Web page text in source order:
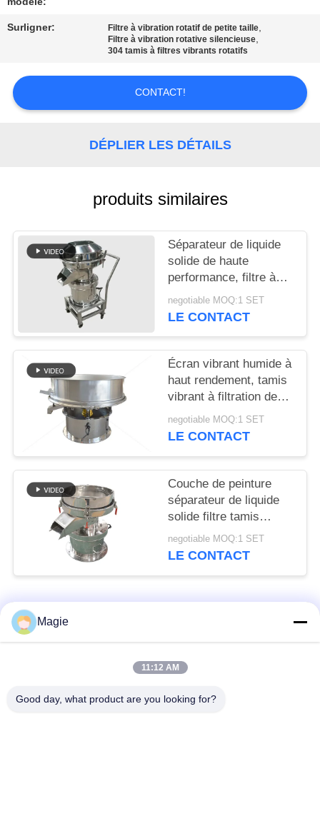
QUALITÉ
NOUS
CONTACTER
DEMANDEZ
DU
SITE
PRIVACY
POLICY
Surligner: Filtre à vibration rotatif de petite taille,
Filtre à vibration rotative silencieuse,
304 tamis à filtres vibrants rotatifs
CONTACT!
DÉPLIER LES DÉTAILS
produits similaires
Séparateur de liquide
solide de haute
performance, filtre à
vibration 450 portable,
silencieux
negotiable MOQ:1 SET
LE CONTACT
Écran vibrant humide à
haut rendement, tamis
vibrant à filtration de
lisier en céramique
negotiable MOQ:1 SET
LE CONTACT
Couche de peinture
séparateur de liquide
solide filtre tamis
silencieux
tridimensionnel
negotiable MOQ:1 SET
LE CONTACT
Catégories populaires
Tamis rotatoire
Magie
11:12 AM
Good day, what product are you looking for?